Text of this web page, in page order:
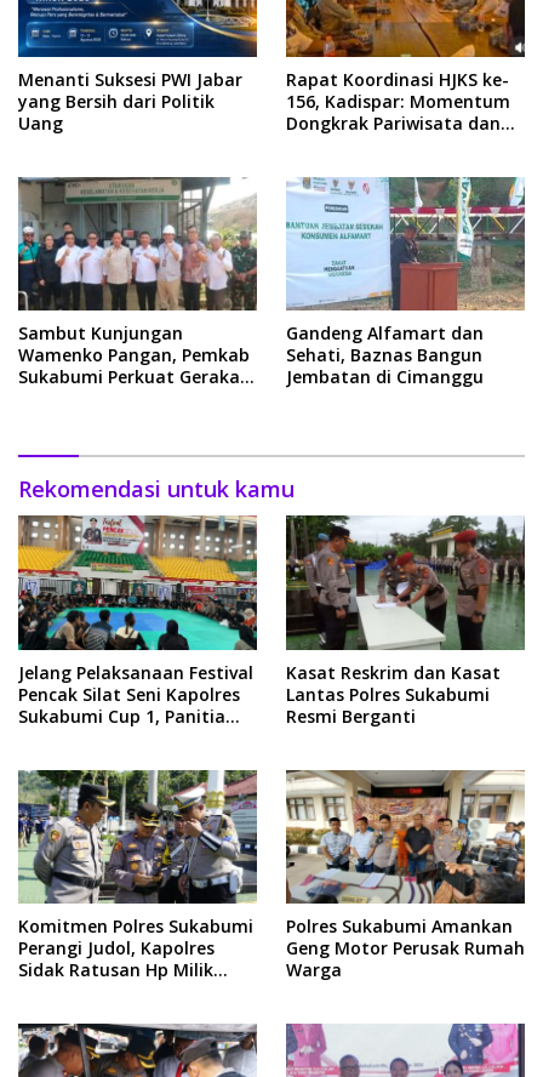
Menanti Suksesi PWI Jabar
yang Bersih dari Politik
Uang
Rapat Koordinasi HJKS ke-
156, Kadispar: Momentum
Dongkrak Pariwisata dan
Sambut Kunjungan
Wamenko Pangan, Pemkab
Sukabumi Perkuat Gerakan
Gandeng Alfamart dan
Sehati, Baznas Bangun
Jembatan di Cimanggu
Rekomendasi untuk kamu
Jelang Pelaksanaan Festival
Pencak Silat Seni Kapolres
Sukabumi Cup 1, Panitia
Kasat Reskrim dan Kasat
Lantas Polres Sukabumi
Resmi Berganti
Komitmen Polres Sukabumi
Perangi Judol, Kapolres
Sidak Ratusan Hp Milik
Polres Sukabumi Amankan
Geng Motor Perusak Rumah
Warga